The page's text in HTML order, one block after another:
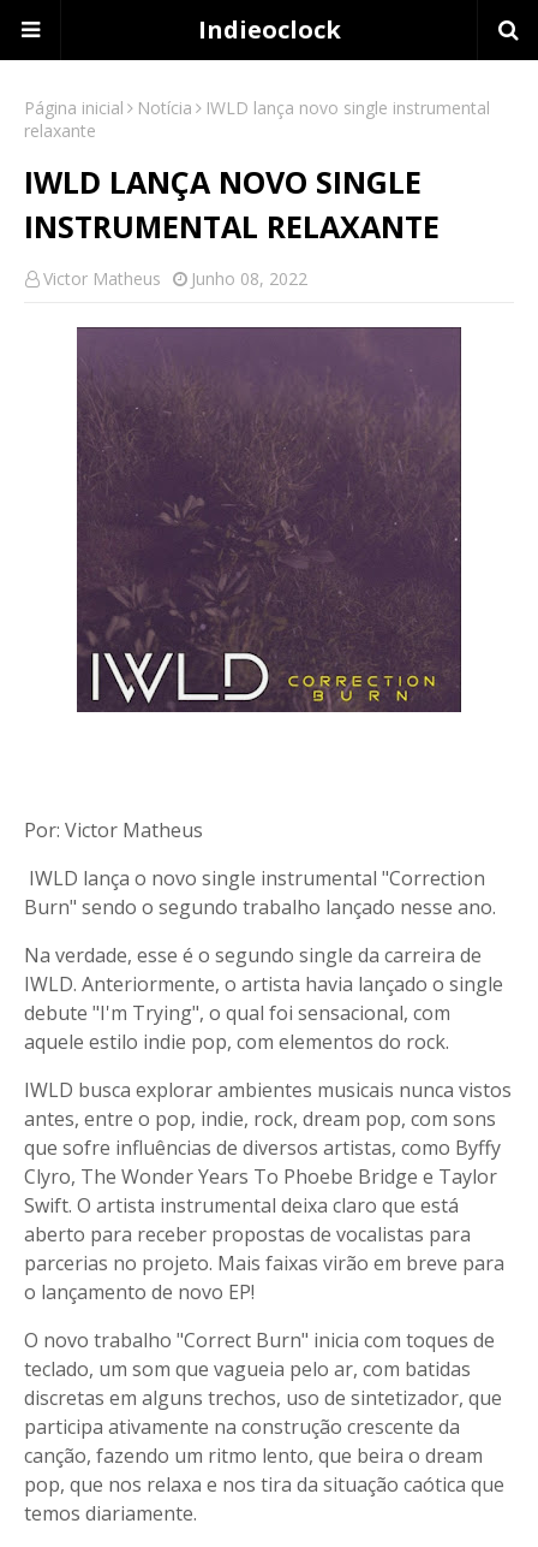
Indieoclock
Página inicial Notícia
IWLD lança novo single instrumental
relaxante
IWLD LANÇA NOVO SINGLE
INSTRUMENTAL RELAXANTE
Victor Matheus Junho 08, 2022
Por: Victor Matheus
IWLD lança o novo single instrumental "Correction
Burn" sendo o segundo trabalho lançado nesse ano.
Na verdade, esse é o segundo single da carreira de
IWLD. Anteriormente, o artista havia lançado o single
debute "I'm Trying", o qual foi sensacional, com
aquele estilo indie pop, com elementos do rock.
IWLD busca explorar ambientes musicais nunca vistos
antes, entre o pop, indie, rock, dream pop, com sons
que sofre influências de diversos artistas, como Byffy
Clyro, The Wonder Years To Phoebe Bridge e Taylor
Swift. O artista instrumental deixa claro que está
aberto para receber propostas de vocalistas para
parcerias no projeto. Mais faixas virão em breve para
o lançamento de novo EP!
O novo trabalho "Correct Burn" inicia com toques de
teclado, um som que vagueia pelo ar, com batidas
discretas em alguns trechos, uso de sintetizador, que
participa ativamente na construção crescente da
canção, fazendo um ritmo lento, que beira o dream
pop, que nos relaxa e nos tira da situação caótica que
temos diariamente.